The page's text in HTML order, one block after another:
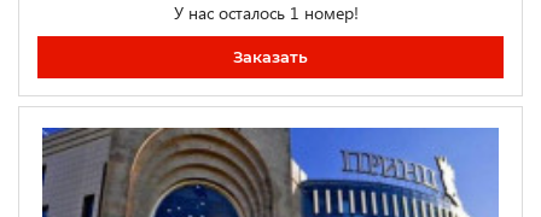
У нас осталось 1 номер!
Заказать